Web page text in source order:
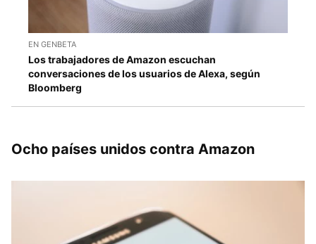
EN GENBETA
Los trabajadores de Amazon escuchan
conversaciones de los usuarios de Alexa, según
Bloomberg
Ocho países unidos contra Amazon